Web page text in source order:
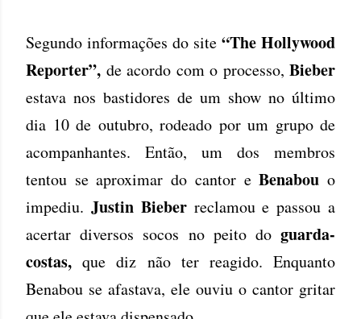
Segundo informações do site “The Hollywood
Reporter”, de acordo com o processo, Bieber
estava nos bastidores de um show no último
dia 10 de outubro, rodeado por um grupo de
acompanhantes. Então, um dos membros
tentou se aproximar do cantor eBenabouo
impediu. Justin Bieberreclamou e passou a
acertar diversos socos no peito do guarda-
costas, que diz não ter reagido. Enquanto
Benabou se afastava, ele ouviu o cantor gritar